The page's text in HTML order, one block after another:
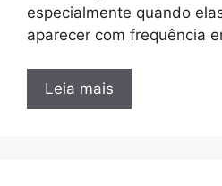
especialmente quando
aparecer com frequência
Leia mais